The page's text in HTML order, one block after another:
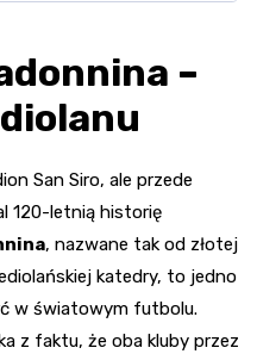
–
San Siro, ale przede
120-letnią historię
, nazwane tak od złotej
katedry, to jedno
w światowym futbolu.
z faktu, że oba kluby przez